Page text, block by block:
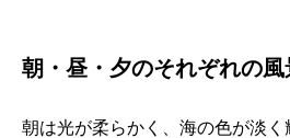
朝・昼・夕のそれぞれの
朝は光が柔らかく、海の色が淡